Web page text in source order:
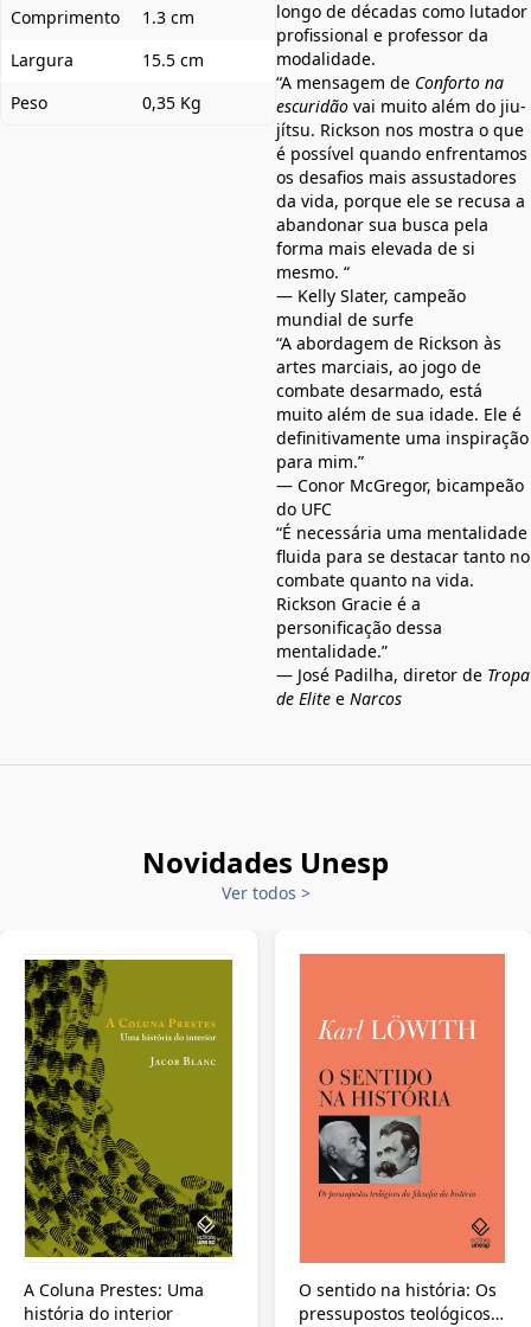
Comprimento
1.3 cm
Largura
15.5 cm
Peso
0,35 Kg
longo de décadas como lutador
profissional e professor da
modalidade.
“A mensagem de Conforto na
escuridão vai muito além do jiu-
jítsu. Rickson nos mostra o que
é possível quando enfrentamos
os desafios mais assustadores
da vida, porque ele se recusa a
abandonar sua busca pela
forma mais elevada de si
mesmo. “
— Kelly Slater, campeão
mundial de surfe
“A abordagem de Rickson às
artes marciais, ao jogo de
combate desarmado, está
muito além de sua idade. Ele é
definitivamente uma inspiração
para mim.”
— Conor McGregor, bicampeão
do UFC
“É necessária uma mentalidade
fluida para se destacar tanto no
combate quanto na vida.
Rickson Gracie é a
personificação dessa
mentalidade.”
— José Padilha, diretor de Tropa
de Elite e Narcos
Novidades Unesp
Ver todos >
A Coluna Prestes: Uma
história do interior
O sentido na história: Os
pressupostos teológicos